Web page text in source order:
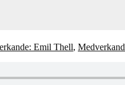
Emil Thell,